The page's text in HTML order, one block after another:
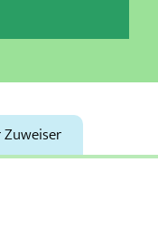
Zuweiser